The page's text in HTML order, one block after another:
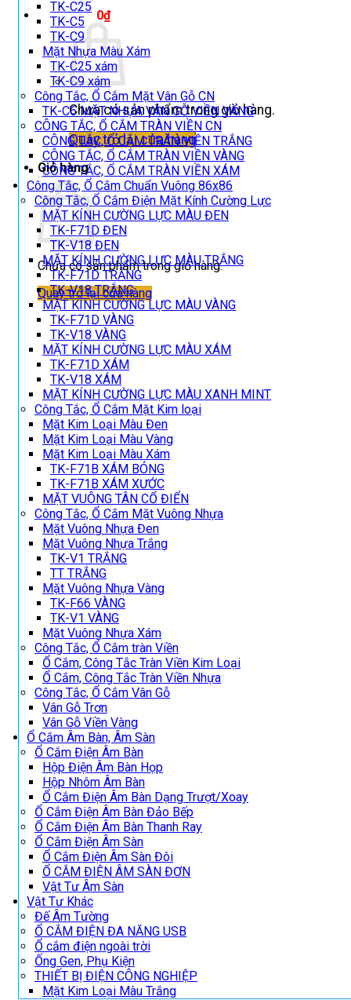
Giỏ hàng / 0₫
Chưa có sản phẩm trong giỏ hàng.
Quay trở lại cửa hàng
Giỏ hàng
Chưa có sản phẩm trong giỏ hàng.
Quay trở lại cửa hàng
TK-C25
TK-C5
TK-C9
Mặt Nhựa Màu Xám
TK-C25 xám
TK-C9 xám
Công Tắc, Ổ Cắm Mặt Vân Gỗ CN
TK-C6 MẶT NHỰA VÂN GỖ VIỀN VÀNG
CÔNG TẮC, Ổ CẮM TRÀN VIỀN CN
CÔNG TẮC, Ổ CẮM TRÀN VIỀN TRẮNG
CÔNG TẮC, Ổ CẮM TRÀN VIỀN VÀNG
CÔNG TẮC, Ổ CẮM TRÀN VIỀN XÁM
Công Tắc, Ổ Cắm Chuẩn Vuông 86x86
Công Tắc, Ổ Cắm Điện Mặt Kính Cường Lực
MẶT KÍNH CƯỜNG LỰC MÀU ĐEN
TK-F71D ĐEN
TK-V18 ĐEN
MẶT KÍNH CƯỜNG LỰC MÀU TRẮNG
TK-F71D TRẮNG
TK-V18 TRẮNG
MẶT KÍNH CƯỜNG LỰC MÀU VÀNG
TK-F71D VÀNG
TK-V18 VÀNG
MẶT KÍNH CƯỜNG LỰC MÀU XÁM
TK-F71D XÁM
TK-V18 XÁM
MẶT KÍNH CƯỜNG LỰC MÀU XANH MINT
Công Tắc, Ổ Cắm Mặt Kim loại
Mặt Kim Loại Màu Đen
Mặt Kim Loại Màu Vàng
Mặt Kim Loại Màu Xám
TK-F71B XÁM BÓNG
TK-F71B XÁM XƯỚC
MẶT VUÔNG TÂN CỔ ĐIỂN
Công Tắc, Ổ Cắm Mặt Vuông Nhựa
Mặt Vuông Nhựa Đen
Mặt Vuông Nhựa Trắng
TK-V1 TRẮNG
TT TRẮNG
Mặt Vuông Nhựa Vàng
TK-F66 VÀNG
TK-V1 VÀNG
Mặt Vuông Nhựa Xám
Công Tắc, Ổ Cắm tràn Viền
Ổ Cắm, Công Tắc Tràn Viền Kim Loại
Ổ Cắm, Công Tắc Tràn Viền Nhựa
Công Tắc, Ổ Cắm Vân Gỗ
Vân Gỗ Trơn
Vân Gỗ Viền Vàng
Ổ Cắm Âm Bàn, Âm Sàn
Ổ Cắm Điện Âm Bàn
Hộp Điện Âm Bàn Họp
Hộp Nhôm Âm Bàn
Ổ Cắm Điện Âm Bàn Dạng Trượt/Xoay
Ổ Cắm Điện Âm Bàn Đảo Bếp
Ổ Cắm Điện Âm Bàn Thanh Ray
Ổ Cắm Điện Âm Sàn
Ổ Cắm Điện Âm Sàn Đôi
Ổ CẮM ĐIỆN ÂM SÀN ĐƠN
Vật Tư Âm Sàn
Vật Tư Khác
Đế Âm Tường
Ổ CẮM ĐIỆN ĐA NĂNG USB
Ổ cắm điện ngoài trời
Ống Gen, Phụ Kiện
THIẾT BỊ ĐIỆN CÔNG NGHIỆP
Mặt Kim Loại Màu Trắng